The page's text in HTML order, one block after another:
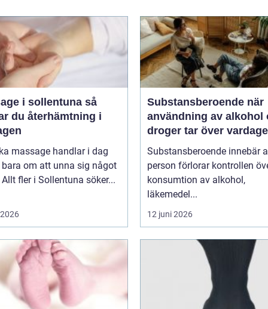
i sollentuna så
du återhämtning i
massage handlar i dag
om att unna sig något
fler i Sollentuna söker...
Substansberoende när
användning av alkohol
droger tar över
Substansberoende innebär
person förlorar kontrollen
konsumtion av alkohol,
läkemedel...
12 juni 2026